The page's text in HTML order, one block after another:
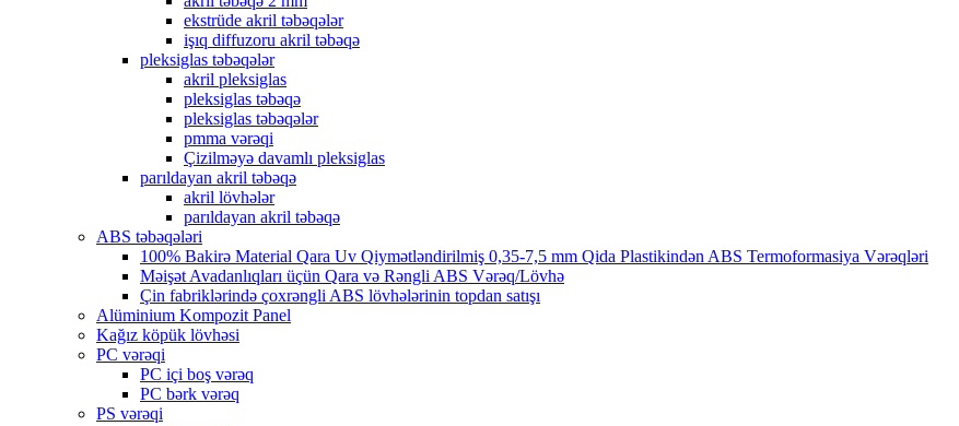
ekstrüde akril təbəqələr
işıq diffuzoru akril təbəqə
pleksiglas təbəqələr
akril pleksiglas
pleksiglas təbəqə
pleksiglas təbəqələr
pmma vərəqi
Çizilməyə davamlı pleksiglas
parıldayan akril təbəqə
akril lövhələr
parıldayan akril təbəqə
ABS təbəqələri
100% Bakirə Material Qara Uv Qiymətləndirilmiş 0,35-7,5 mm Qida Plastikindən ABS Termoformasiya Vərəqləri
Məişət Avadanlıqları üçün Qara və Rəngli ABS Vərəq/Lövhə
Çin fabriklərində çoxrəngli ABS lövhələrinin topdan satışı
Alüminium Kompozit Panel
Kağız köpük lövhəsi
PC vərəqi
PC içi boş vərəq
PC bərk vərəq
PS vərəqi